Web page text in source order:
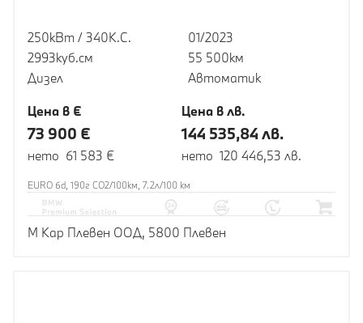
250кВт / 340К.С.
2993куб.cм
Дизел
01/2023
55 500км
Автоматик
Цена в €
73 900 €
нето 61 583 €
Цена в лв.
144 535,84 лв.
нето 120 446,53 лв.
EURO 6d, 190г CO2/100км, 7.2л/100 км
М Кар Плевен ООД, 5800 Плевен